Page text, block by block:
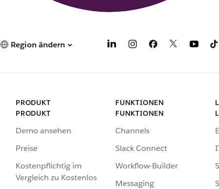
Region ändern
PRODUKT
PRODUKT
Demo ansehen
Preise
Kostenpflichtig im
Vergleich zu Kostenlos
FUNKTIONEN
FUNKTIONEN
Channels
Slack Connect
Workflow-Builder
Messaging